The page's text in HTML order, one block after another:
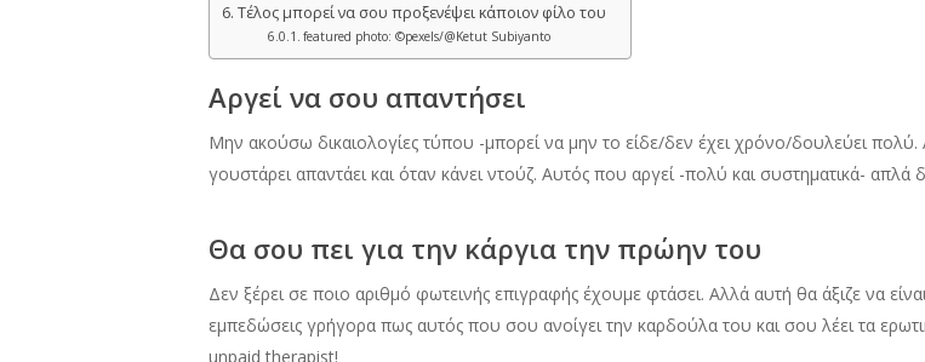
Τέλος μπορεί να σου προξενέψει κάποιον φίλο του
featured photo: ©pexels/@Ketut Subiyanto
Αργεί να σου απαντήσει
Μην ακούσω δικαιολογίες τύπου -μπορεί να μην το είδε/δεν έχει χρόνο/δουλεύει
γουστάρει απαντάει και όταν κάνει ντούζ. Αυτός που αργεί -πολύ και συστηματικά-
Θα σου πει για την κάργια την πρώην του
Δεν ξέρει σε ποιο αριθμό φωτεινής επιγραφής έχουμε φτάσει. Αλλά αυτή θα άξιζε να
εμπεδώσεις γρήγορα πως αυτός που σου ανοίγει την καρδούλα του και σου λέει τα
unpaid therapist!